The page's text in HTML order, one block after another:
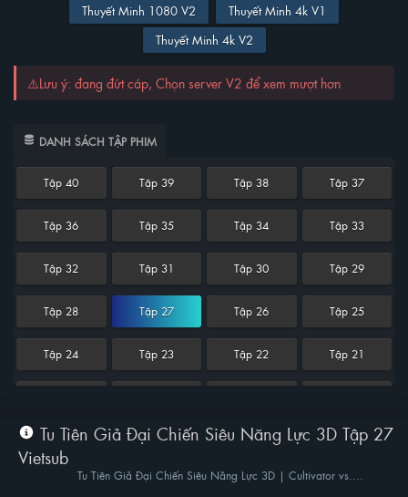
Thuyết Minh 1080 V2
Thuyết Minh 4k V1
Thuyết Minh 4k V2
⚠️Lưu ý: đang đứt cáp, Chọn server V2 để xem mượt hơn
DANH SÁCH TẬP PHIM
Tập 40 Tập 39 Tập 38 Tập 37
Tập 36 Tập 35 Tập 34 Tập 33
Tập 32 Tập 31 Tập 30 Tập 29
Tập 28 Tập 27 Tập 26 Tập 25
Tập 24 Tập 23 Tập 22 Tập 21
Tập 16 Tập 15 Tập 14 Tập 13
Tập 11 Tập 10 Tập 9
Tu Tiên Giả Đại Chiến Siêu Năng Lực 3D Tập 27
Vietsub
Tu Tiên Giả Đại Chiến Siêu Năng Lực 3D | Cultivator vs.